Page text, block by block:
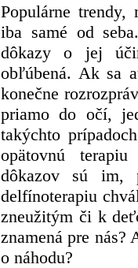
Populárne
iba samé od
dôkazy o jej
obľúbená. Ak sa
konečne
priamo do očí,
takýchto
opätovnú
dôkazov sú im,
delfínoterapiu
zneužitým či k
znamená pre nás?
o náhodu?